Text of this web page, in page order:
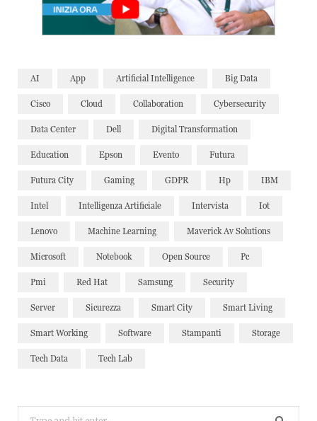
AI App Artificial Intelligence Big Data
Cisco Cloud Collaboration Cybersecurity
Data Center Dell Digital Transformation
Education Epson Evento Futura
Futura City Gaming GDPR Hp IBM
Intel Intelligenza Artificiale Intervista Iot
Lenovo Machine Learning Maverick Av Solutions
Microsoft Notebook Open Source Pc
Pmi Red Hat Samsung Security
Server Sicurezza Smart City Smart Living
Smart Working Software Stampanti Storage
Tech Data Tech Lab